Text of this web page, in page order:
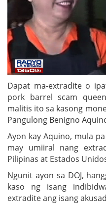
Dapat ma-extradite o
pork barrel scam
malitis ito sa kasong
Pangulong Benigno
Ayon kay Aquino, mula
may umiiral nang
Pilipinas at Estados
Ngunit ayon sa DOJ,
kaso ng isang
extradite ang isang